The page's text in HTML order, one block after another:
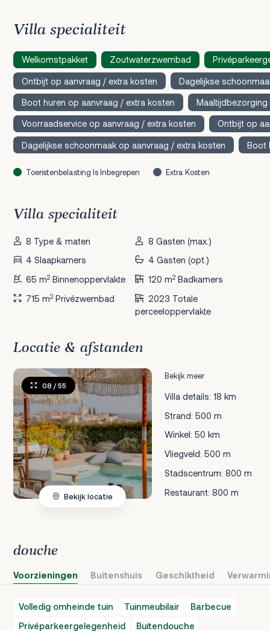
Villa specialiteit
Welkomstpakket Zoutwaterzwembad
Ontbijt op aanvraag / extra kosten Dagelijkse
Boot huren op aanvraag / extra kosten
Voorraadservice op aanvraag / extra kosten Ontbijt op
Dagelijkse schoonmaak op aanvraag / extra kosten Boot
Toeristenbelasting Is Inbegrepen Extra Kosten
Villa specialiteit
8 Type & maten
8 Gasten (max.)
4 Slaapkamers
4 Gasten (opt.)
65 m2 Binnenoppervlakte 120 m2Badkamers
715 m2 Privézwembad
2023 Totale
perceeloppervlakte
Locatie & afstanden
Bekijk meer
Villa details: 18 km
Strand: 500 m
Winkel: 50 km
Vliegveld: 500 m
Stadscentrum: 800 m
Restaurant: 800 m
08 / 55
Bekijk locatie
douche
Voorzieningen Buitenshuis Geschiktheid
Volledig omheinde tuin Tuinmeubilair
Barbecue
Privéparkeergelegenheid
Buitendouche